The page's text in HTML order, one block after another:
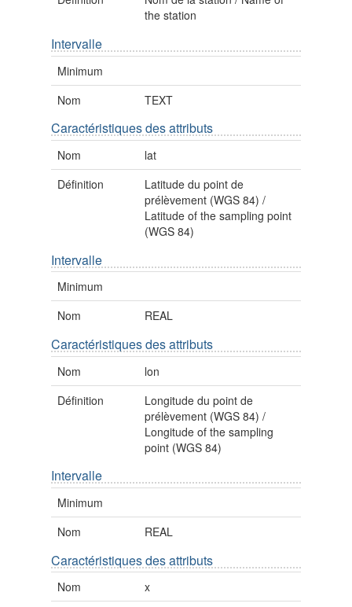
the station
Intervalle
Minimum
Nom
TEXT
Caractéristiques des attributs
Nom
lat
Définition
Latitude du point de
prélèvement (WGS 84) /
Latitude of the sampling point
(WGS 84)
Intervalle
Minimum
Nom
REAL
Caractéristiques des attributs
Nom
lon
Définition
Longitude du point de
prélèvement (WGS 84) /
Longitude of the sampling
point (WGS 84)
Intervalle
Minimum
Nom
REAL
Caractéristiques des attributs
Nom
x